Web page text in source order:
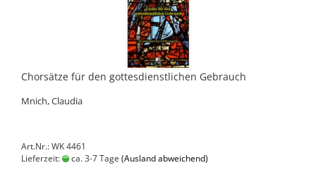
Chorsätze für den gottesdienstlichen Gebrauch
Mnich, Claudia
Art.Nr.: WK 4461
Lieferzeit:
ca. 3-7 Tage (Ausland abweichend)